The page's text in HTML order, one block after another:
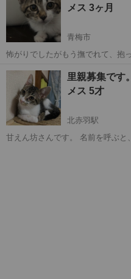
里親条件 ・近くにお住...
メス 3ヶ月
青梅市
怖がりでしたがもう撫でれて、抱
イルス検査陰性 飼い主不在確認済み ●里親条件 ・近くにお住
方を優先します。 →青梅...
東京 青梅市 猫 有無
里親募集です。
メス 5才
北赤羽駅
甘えん坊さんです。 名前を呼ぶと